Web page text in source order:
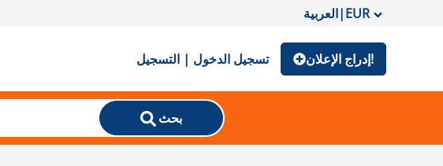
العربية|EUR
تسجيل الدخول | التسجيل إدراج الإعلان!
بحث